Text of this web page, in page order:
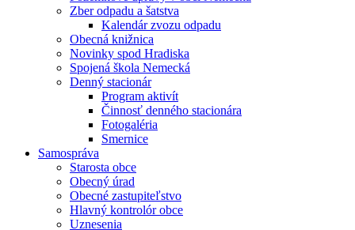
Zber odpadu a šatstva
Kalendár zvozu odpadu
Obecná knižnica
Novinky spod Hradiska
Spojená škola Nemecká
Denný stacionár
Program aktivít
Činnosť denného stacionára
Fotogaléria
Smernice
Samospráva
Starosta obce
Obecný úrad
Obecné zastupiteľstvo
Hlavný kontrolór obce
Uznesenia